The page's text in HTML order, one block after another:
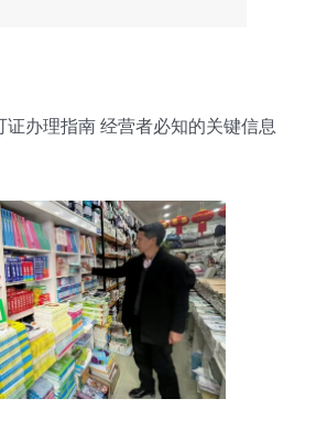
证办理指南 经营者必知的关键信息